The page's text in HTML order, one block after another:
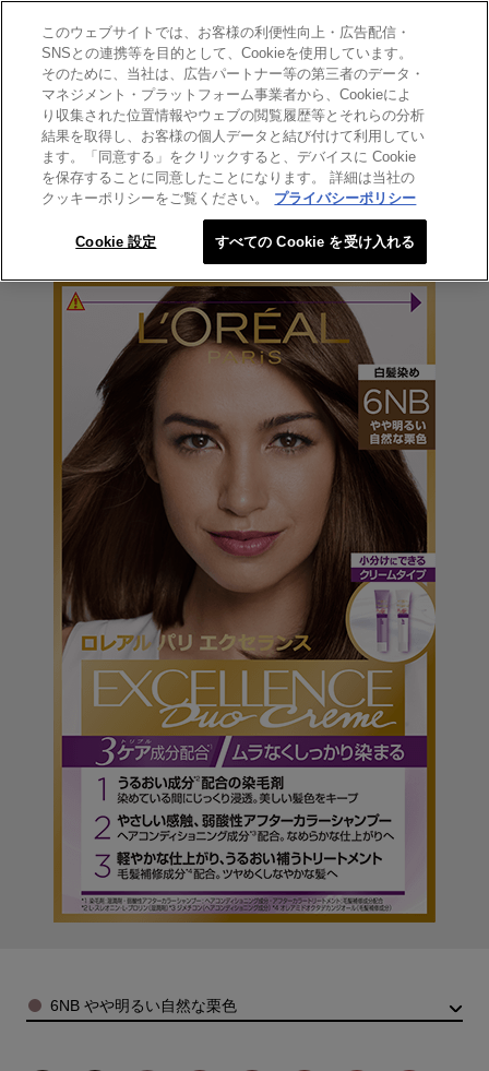
SEARCH THIS SITE
エクセランス
エクセランス クリームタイプ
6NB やや明るい自然な栗色
Color
6NB やや明るい自然な栗色
このウェブサイトでは、お客様の利便性向上・広告配信・
SNSとの連携等を目的として、Cookieを使用しています。
そのために、当社は、広告パートナー等の第三者のデータ・
マネジメント・プラットフォーム事業者から、Cookieによ
り収集された位置情報やウェブの閲覧履歴等とそれらの分析
結果を取得し、お客様の個人データと結び付けて利用してい
ます。「同意する」をクリックすると、デバイスに Cookie
を保存することに同意したことになります。 詳細は当社の
クッキーポリシーをご覧ください。
プライバシーポリシー
Cookie 設定 すべての Cookie を受け入れる